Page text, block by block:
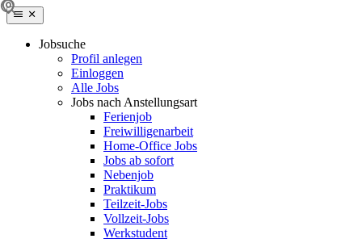
Jobsuche
Profil anlegen
Einloggen
Alle Jobs
Jobs nach Anstellungsart
Ferienjob
Freiwilligenarbeit
Home-Office Jobs
Jobs ab sofort
Nebenjob
Praktikum
Teilzeit-Jobs
Vollzeit-Jobs
Werkstudent